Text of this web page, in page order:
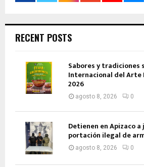
RECENT POSTS
Sabores y tradiciones
Internacional del Arte
2026
agosto 8, 2026 0
Detienen en Apizaco
portación ilegal de
agosto 8, 2026 0